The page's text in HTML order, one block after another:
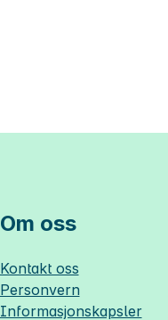
Om oss
Kontakt oss
Personvern
Informasjonskapsler